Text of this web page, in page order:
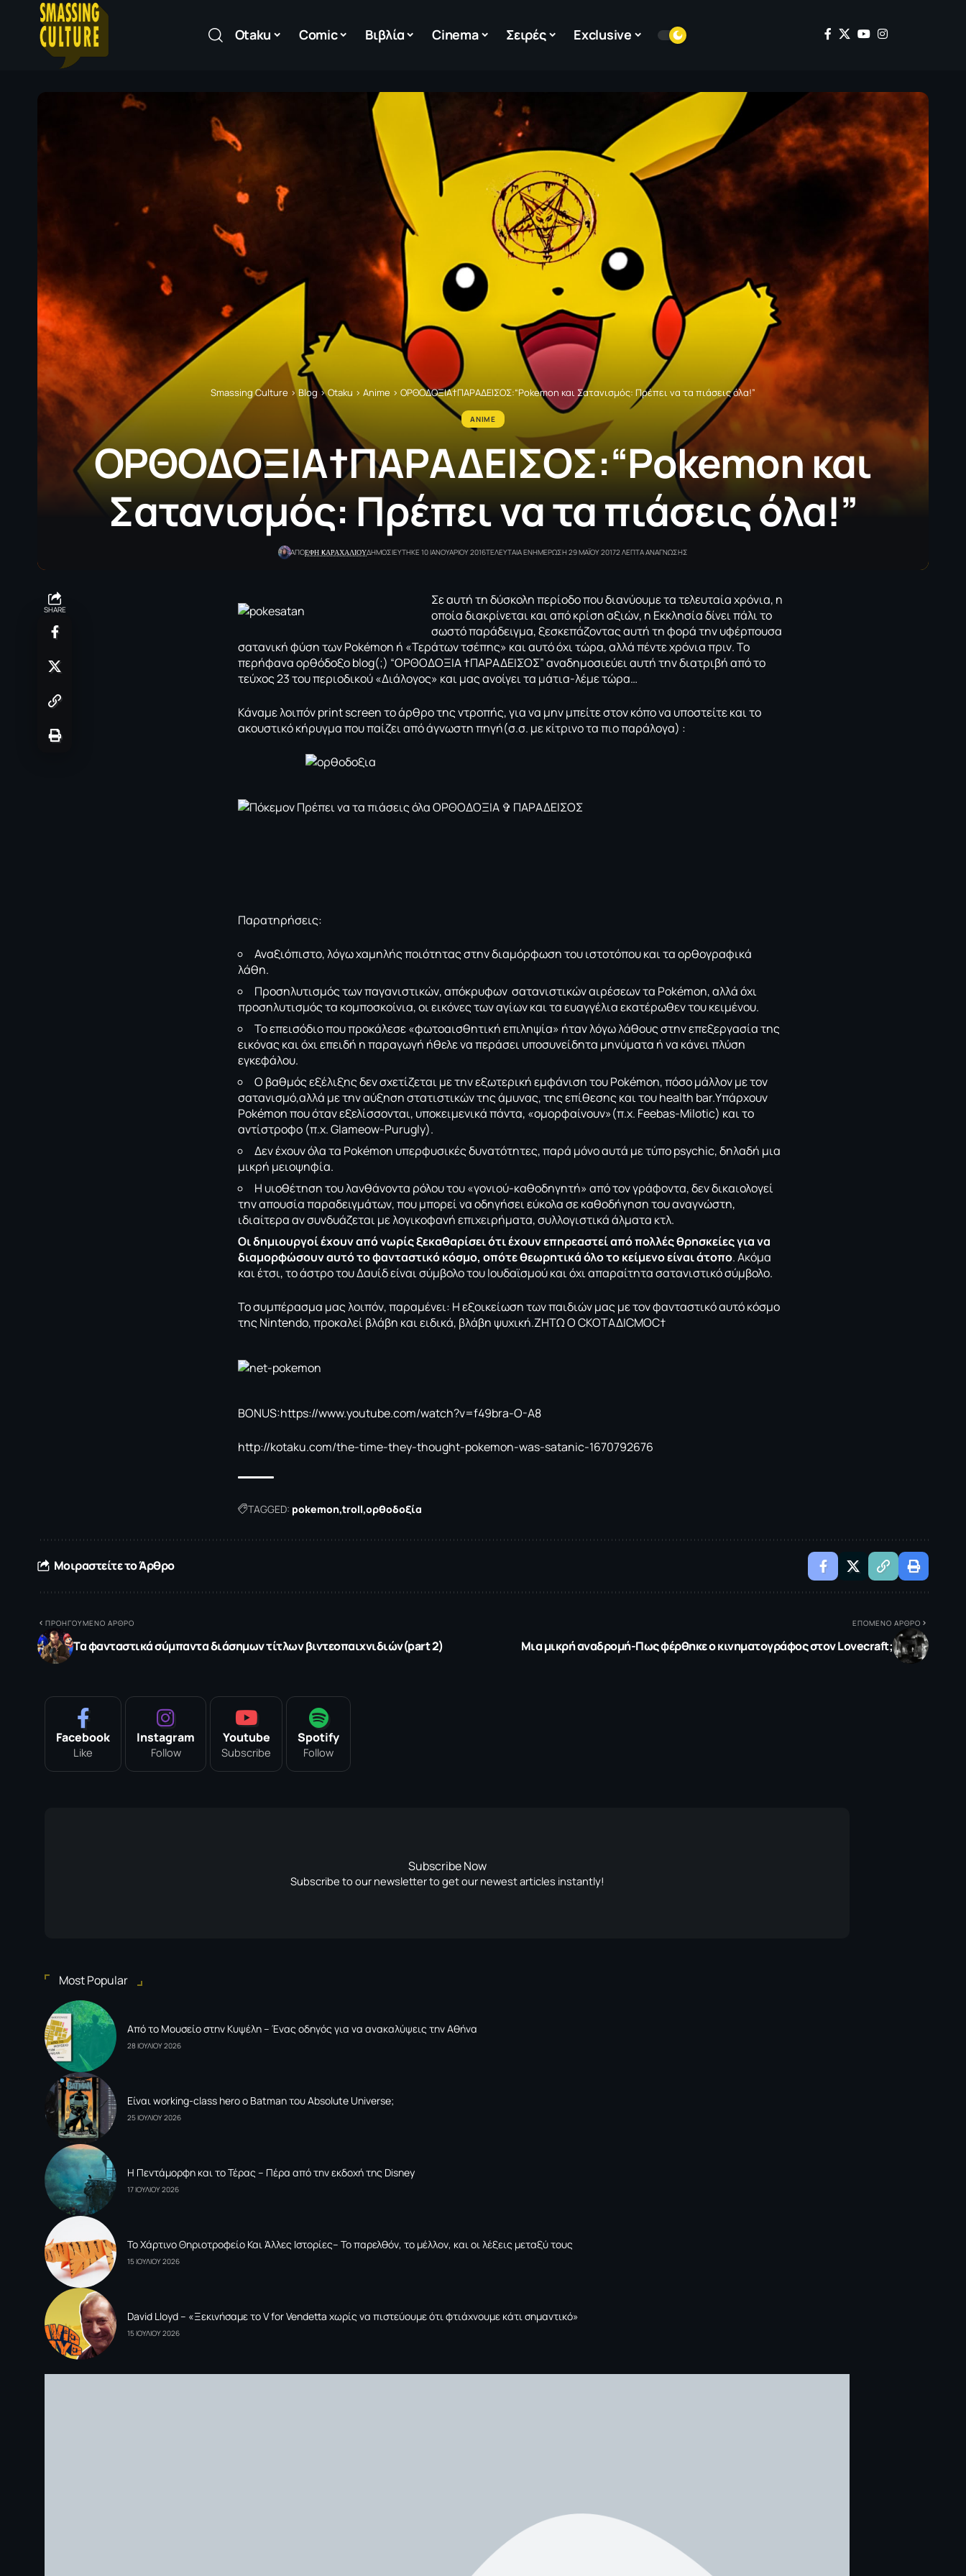
Otaku Comic Βιβλία Cinema Σειρές Exclusive
Smassing Culture >Blog>Otaku > Anime > ΟΡΘΟΔΟΞΙΑ†ΠΑΡΑΔΕΙΣΟΣ:“Pokemon και Σατανισμός: Πρέπει να τα πιάσεις όλα!”
ANIME
ΟΡΘΟΔΟΞΙΑ†ΠΑΡΑΔΕΙΣΟΣ:“Pokemon και
Σατανισμός: Πρέπει να τα πιάσεις όλα!”
ΑΠΟΕΦΗ KΑΡΑΧΑΛΙΟΥΔΗΜΟΣΙΕΥΤΗΚΕ 10 ΙΑΝΟΥΑΡΙΟΥ 2016ΤΕΛΕΥΤΑΙΑ ΕΝΗΜΕΡΩΣΗ 29 ΜΑΪΟΥ 20172 ΛΕΠΤΑ ΑΝΑΓΝΩΣΗΣ
SHARE
Σε αυτή τη δύσκολη περίοδο που διανύουμε τα τελευταία χρόνια, η
οποία διακρίνεται και από κρίση αξιών, η Εκκλησία δίνειπάλιτο
σωστό παράδειγμα, ξεσκεπάζοντας αυτή τη φορά την υφέρπουσα
σατανική φύση των Pokémon ή «Τεράτων τσέπης» και αυτό όχι τώρα, αλλά πέντε χρόνια πριν. Το
περήφανα ορθόδοξο blog(;) “ΟΡΘΟΔΟΞΙΑ †ΠΑΡΑΔΕΙΣΟΣ” αναδημοσιεύει αυτή την διατριβή από το
τεύχος 23 του περιοδικού «Διάλογος» και μας ανοίγει τα μάτια-λέμε τώρα…
Κάναμε λοιπόν print screen τοάρθροτης ντροπής, για να μην μπείτε στον κόπο να υποστείτε και το
ακουστικό κήρυγμα που παίζει από άγνωστη πηγή(σ.σ. με κίτρινο τα πιο παράλογα) :
Παρατηρήσεις:
Αναξιόπιστο, λόγω χαμηλής ποιότητας στην διαμόρφωση του ιστοτόπου και τα ορθογραφικά
λάθη.
Προσηλυτισμός των παγανιστικών, απόκρυφων σατανιστικών αιρέσεων τα Pokémon, αλλά όχι
προσηλυτισμός τα κομποσκοίνια, οι εικόνες των αγίων και τα ευαγγέλια εκατέρωθεν του κειμένου.
Το επεισόδιο που προκάλεσε «φωτοαισθητική επιληψία» ήταν λόγω λάθους στην επεξεργασία της
εικόνας και όχι επειδή η παραγωγή ήθελε να περάσει υποσυνείδητα μηνύματα ή να κάνει πλύση
εγκεφάλου.
Ο βαθμός εξέλιξης δεν σχετίζεται με την εξωτερική εμφάνιση του Pokémon, πόσο μάλλον με τον
σατανισμό,αλλά με την αύξηση στατιστικών της άμυνας, της επίθεσης και του health bar.Υπάρχουν
Pokémon που όταν εξελίσσονται, υποκειμενικά πάντα, «ομορφαίνουν»(π.χ. Feebas-Milotic) και το
αντίστροφο (π.χ. Glameow-Purugly).
Δεν έχουν όλα τα Pokémon υπερφυσικές δυνατότητες, παρά μόνο αυτά με τύπο psychic, δηλαδή μια
μικρή μειοψηφία.
Η υιοθέτηση του λανθάνοντα ρόλου του «γονιού-καθοδηγητή» από τον γράφοντα, δεν δικαιολογεί
την απουσία παραδειγμάτων, που μπορεί να οδηγήσει εύκολα σε καθοδήγηση του αναγνώστη,
ιδιαίτερα αν συνδυάζεται με λογικοφανή επιχειρήματα, συλλογιστικά άλματα κτλ.
Οι δημιουργοί έχουν από νωρίς ξεκαθαρίσει ότι έχουν επηρεαστεί από πολλές θρησκείες για να
διαμορφώσουν αυτό το φανταστικό κόσμο, οπότε θεωρητικά όλο το κείμενο είναι άτοπο. Ακόμα
και έτσι, το άστρο του Δαυίδ είναι σύμβολο του Ιουδαϊσμού και όχι απαραίτητα σατανιστικό σύμβολο.
Το συμπέρασμα μας λοιπόν, παραμένει: Η εξοικείωση των παιδιών μας με τον φανταστικό αυτό κόσμο
της Nintendo, προκαλεί βλάβη και ειδικά, βλάβη ψυχική.ZHTΩ Ο CΚΟΤΑΔΙCMOC†
ΒΟΝUS:https://www.youtube.com/watch?v=f49bra-O-A8
http://kotaku.com/the-time-they-thought-pokemon-was-satanic-1670792676
TAGGED: pokemon troll ορθοδοξία
Μοιραστείτε το Άρθρο
ΠΡΟΗΓΟΥΜΕΝΟ ΑΡΘΡΟ
Τα φανταστικά σύμπαντα διάσημων τίτλων βιντεοπαιχνιδιών(part 2)
ΕΠΟΜΕΝΟ ΑΡΘΡΟ
Μια μικρή αναδρομή-Πως φέρθηκε ο κινηματογράφος στον Lovecraft;
Facebook
Like
Instagram
Follow
Youtube
Subscribe
Spotify
Follow
Subscribe Now
Subscribe to our newsletter to get our newest articles instantly!
Most Popular
Από το Μουσείο στην Κυψέλη – Ένας οδηγός για να ανακαλύψεις την Αθήνα
28 ΙΟΥΛΙΟΥ 2026
Είναι working-class hero ο Batman του Absolute Universe;
25 ΙΟΥΛΙΟΥ 2026
Η Πεντάμορφη και το Τέρας – Πέρα από την εκδοχή της Disney
17 ΙΟΥΛΙΟΥ 2026
To Xάρτινο Θηριοτροφείο Και Άλλες Ιστορίες– Το παρελθόν, το μέλλον, και οι λέξεις μεταξύ τους
15 ΙΟΥΛΙΟΥ 2026
David Lloyd – «Ξεκινήσαμε το V for Vendetta χωρίς να πιστεύουμε ότι φτιάχνουμε κάτι σημαντικό»
15 ΙΟΥΛΙΟΥ 2026